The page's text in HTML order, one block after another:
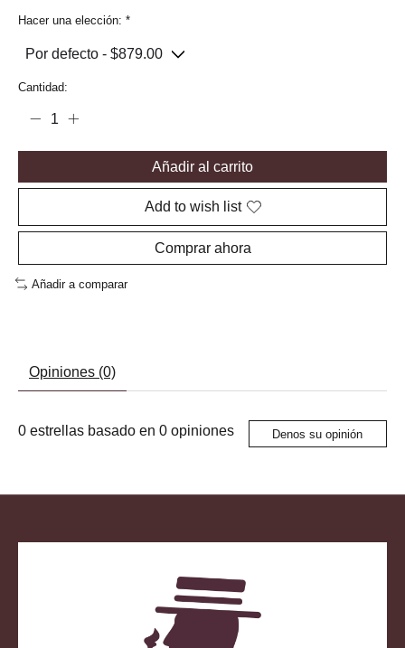
Hacer una elección: *
Cantidad:
Añadir al carrito
Add to wish list
Comprar ahora
Añadir a comparar
Opiniones (0)
0 estrellas basado en 0 opiniones Denos su opinión